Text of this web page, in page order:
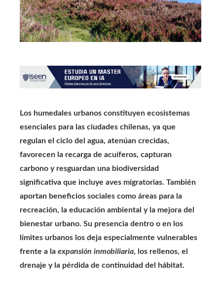
Los humedales urbanos constituyen ecosistemas
esenciales para las ciudades chilenas, ya que
regulan el ciclo del agua, atenúan crecidas,
favorecen la recarga de acuíferos, capturan
carbono y resguardan una biodiversidad
significativa que incluye aves migratorias. También
aportan beneficios sociales como áreas para la
recreación, la educación ambiental y la mejora del
bienestar urbano. Su presencia dentro o en los
límites urbanos los deja especialmente vulnerables
frente a la expansión inmobiliaria, los rellenos, el
drenaje y la pérdida de continuidad del hábitat.